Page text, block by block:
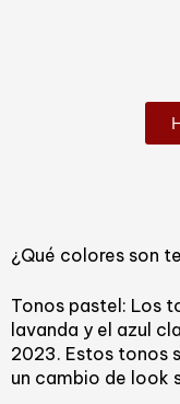
¿Qué colores son
Tonos pastel: Los
lavanda y el azul
2023. Estos tonos
un cambio de look